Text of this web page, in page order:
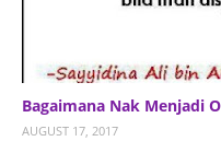
Bagaimana Nak Menjadi
AUGUST 17, 2017